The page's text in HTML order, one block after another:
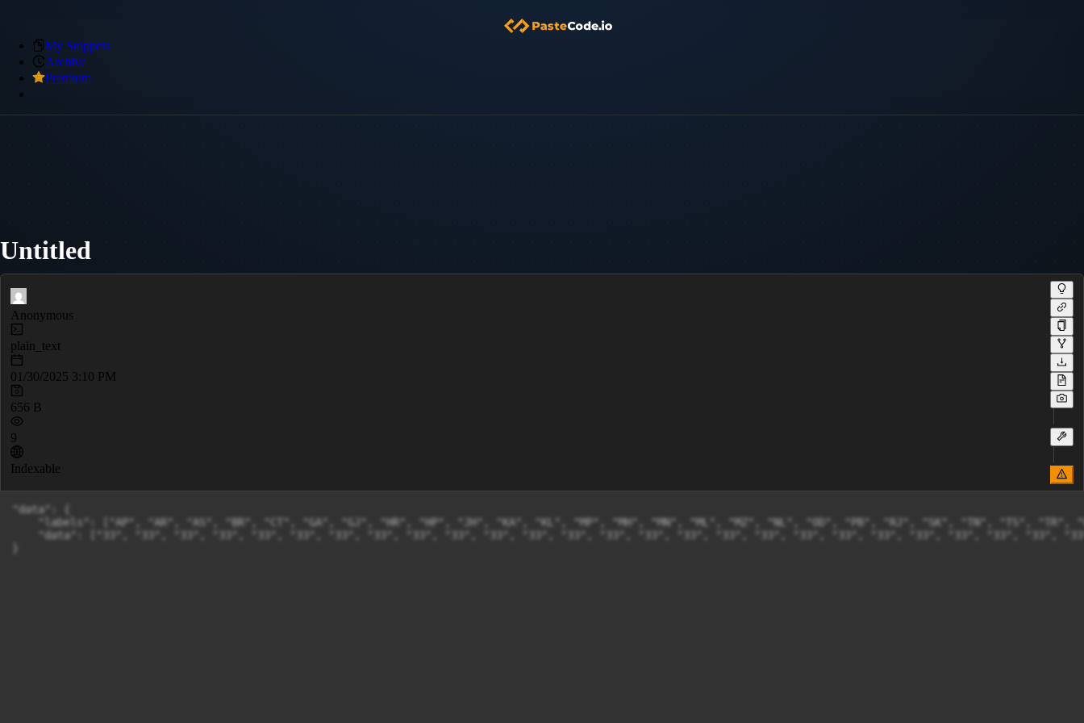
My Snippets
Archive
Premium
Untitled
Anonymous
plain_text
01/30/2025 3:10 PM
656 B
9
Indexable
"data": {
"labels": ["AP", "AR", "AS", "BR", "CT", "GA", "GJ", "HR", "HP", "JH", "KA", "KL", "MP", "MH", "MN", "ML", "MZ", "NL", "OD", "PB", "RJ", "SK", "TN", "TS", "TR",
"data": ["33", "33", "33", "33", "33", "33", "33", "33", "33", "33", "33", "33", "33", "33", "33", "33", "33", "33", "33", "33", "33", "33", "33", "33", "33",